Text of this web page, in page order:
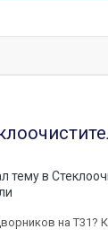
тему в
на T31?